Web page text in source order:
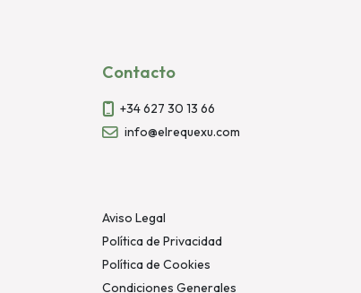
Contacto
+34 627 30 13 66
info@elrequexu.com
Aviso Legal
Política de Privacidad
Política de Cookies
Condiciones Generales